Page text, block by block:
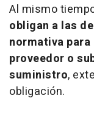
Al mismo
obligan a las
normativa
proveedor o
suministro,
obligación.